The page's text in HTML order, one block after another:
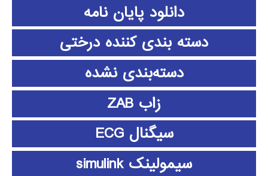
دانلود پايان نامه
دسته بندی کننده درختی
دسته‌بندی نشده
زاب ZAB
سیگنال ECG
سیمولینک simulink